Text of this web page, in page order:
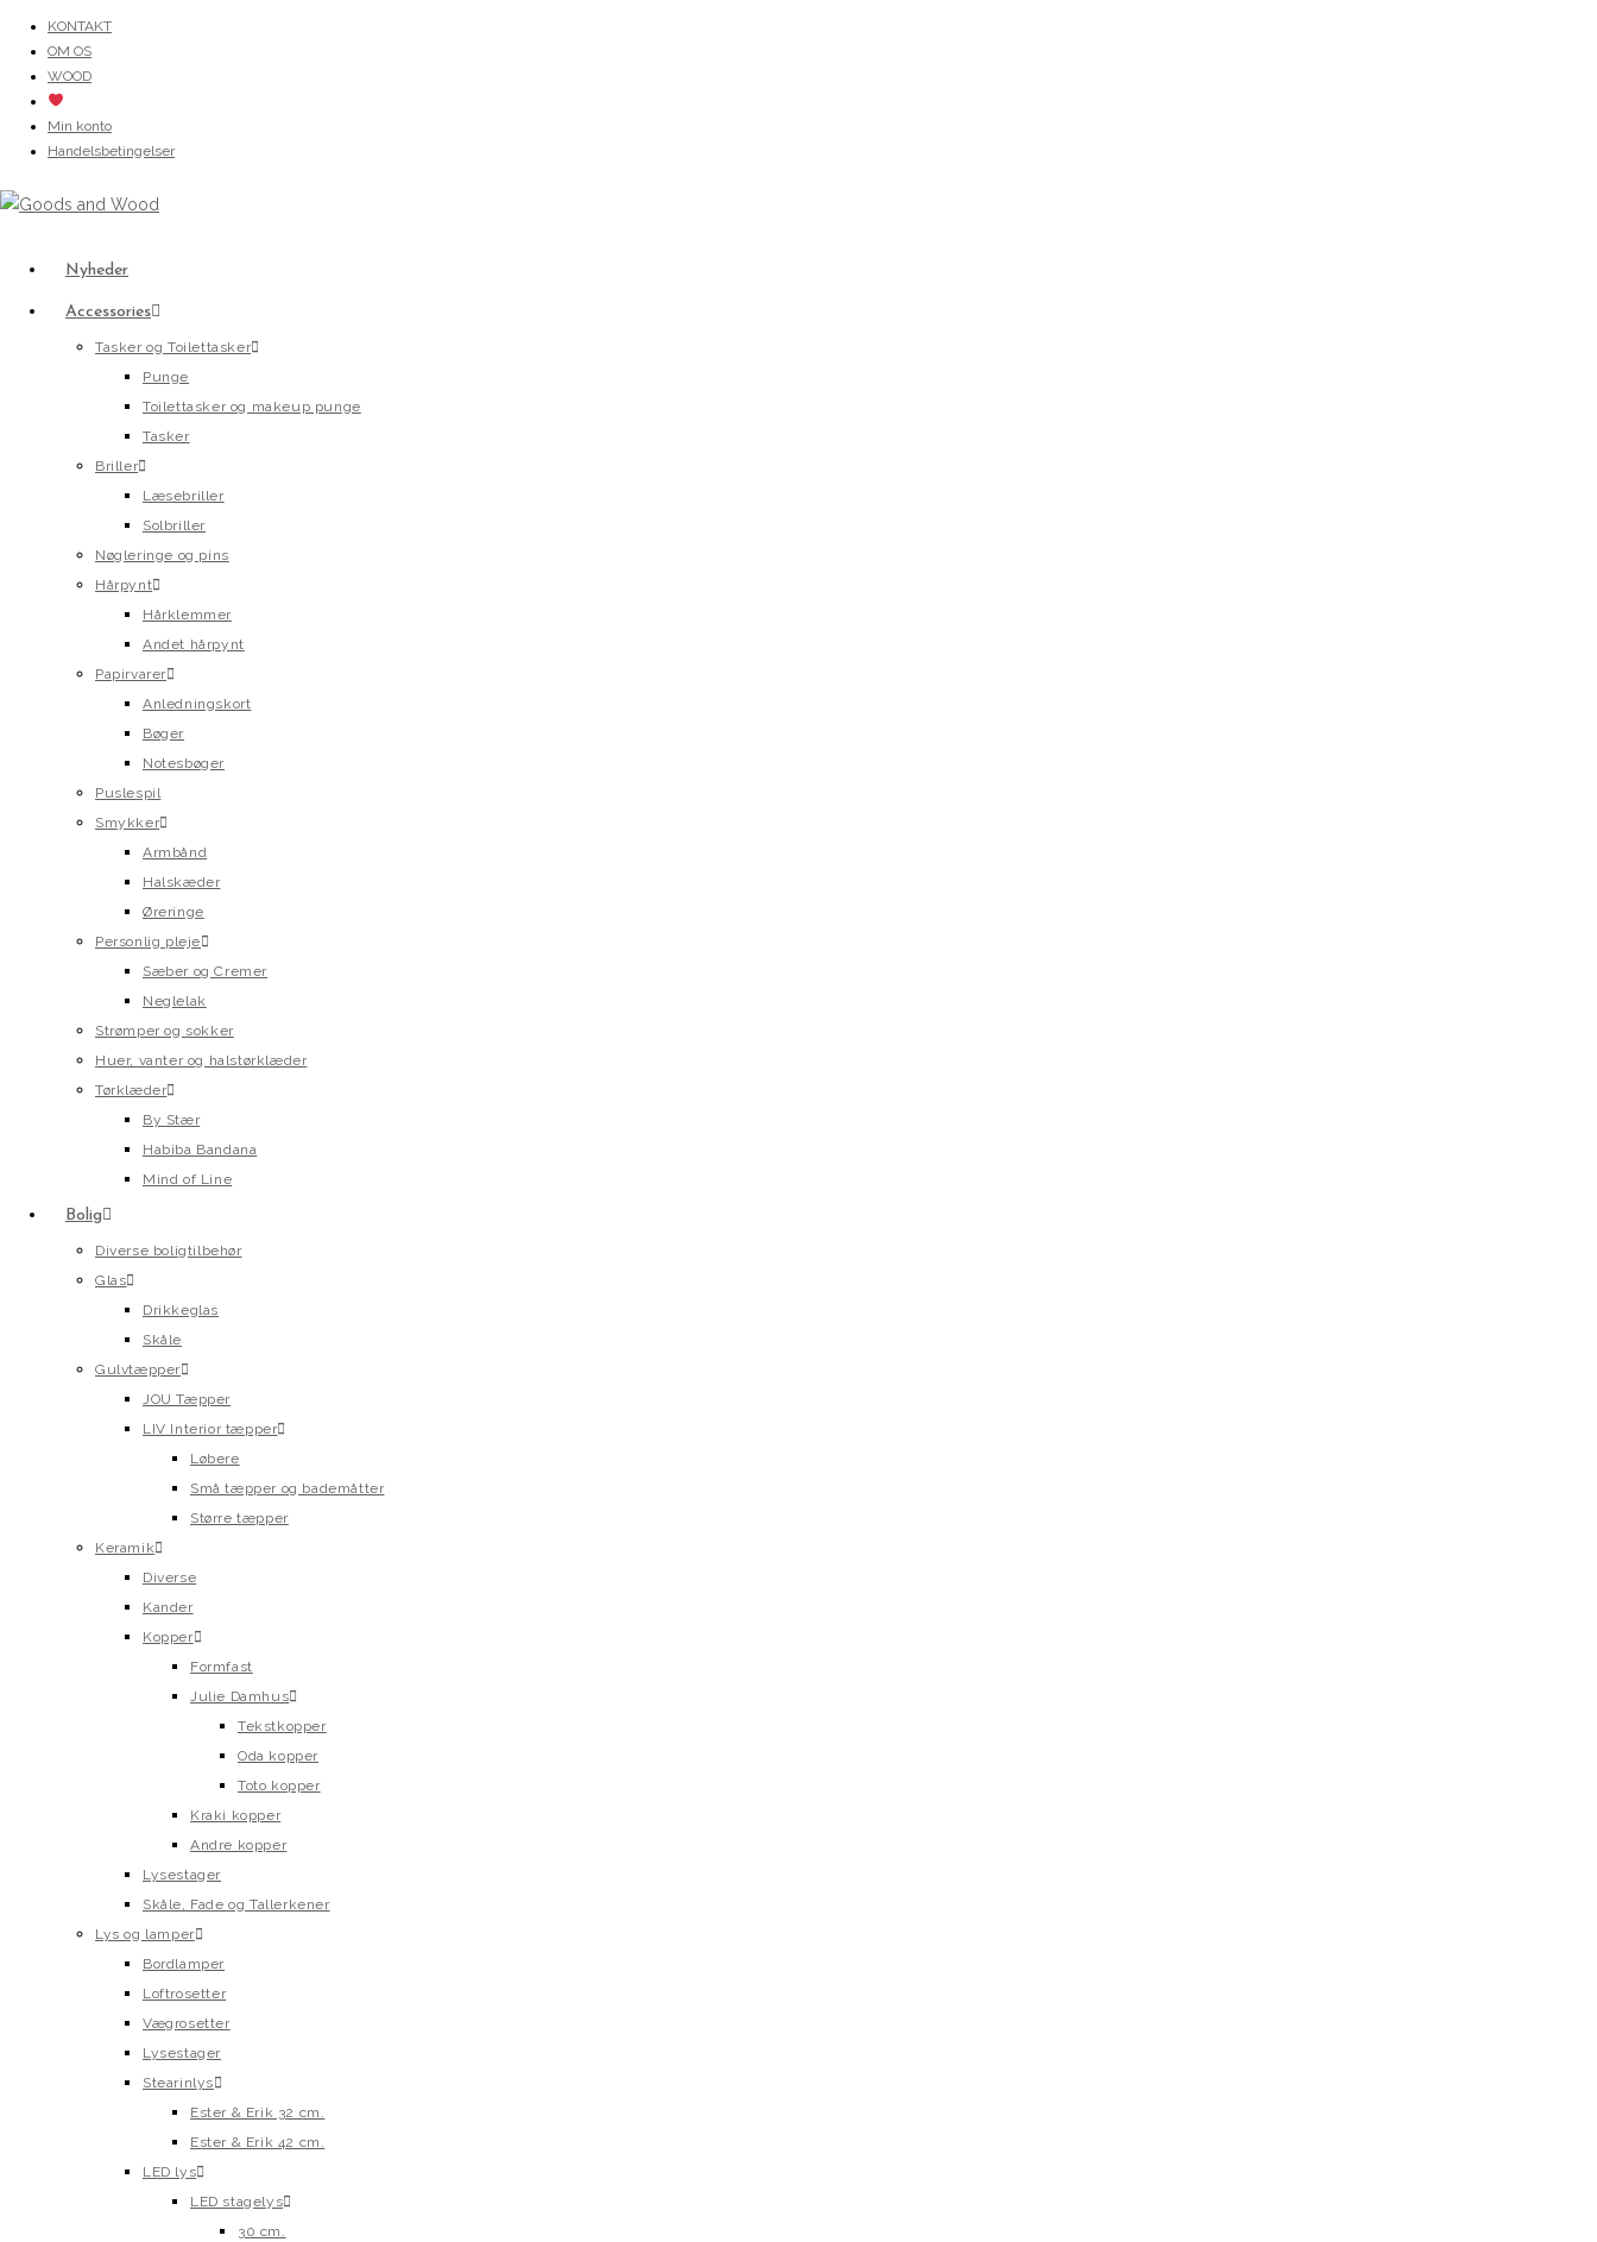
content
KONTAKT
OM OS
WOOD
Min konto
Handelsbetingelser
Nyheder
Accessories
Tasker og Toilettasker
Punge
Toilettasker og makeup punge
Tasker
Briller
Læsebriller
Solbriller
Nøgleringe og pins
Hårpynt
Hårklemmer
Andet hårpynt
Papirvarer
Anledningskort
Bøger
Notesbøger
Puslespil
Smykker
Armbånd
Halskæder
Øreringe
Personlig pleje
Sæber og Cremer
Neglelak
Strømper og sokker
Huer, vanter og halstørklæder
Tørklæder
By Stær
Habiba Bandana
Mind of Line
Bolig
Diverse boligtilbehør
Glas
Drikkeglas
Skåle
Gulvtæpper
JOU Tæpper
LIV Interior tæpper
Løbere
Små tæpper og bademåtter
Større tæpper
Keramik
Diverse
Kander
Kopper
Formfast
Julie Damhus
Tekstkopper
Oda kopper
Toto kopper
Kraki kopper
Andre kopper
Lysestager
Skåle, Fade og Tallerkener
Lys og lamper
Bordlamper
Loftrosetter
Vægrosetter
Lysestager
Stearinlys
Ester & Erik 32 cm.
Ester & Erik 42 cm.
LED lys
LED stagelys
30 cm.